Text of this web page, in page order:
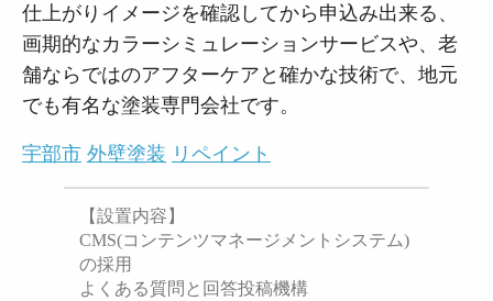
仕上がりイメージを確認してから申込み出来る、
画期的なカラーシミュレーションサービスや、老
舗ならではのアフターケアと確かな技術で、地元
でも有名な塗装専門会社です。
宇部市 外壁塗装 リペイント
【設置内容】
CMS(コンテンツマネージメントシステム)
の採用
よくある質問と回答投稿機構